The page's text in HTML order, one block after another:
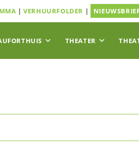
|VERHUURFOLDER |
THEATER